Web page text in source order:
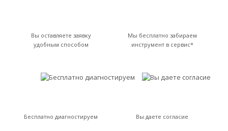
Вы оставляете заявку
удобным способом
Мы бесплатно забираем
инструмент в сервис*
Бесплатно диагностируем Вы даете согласие